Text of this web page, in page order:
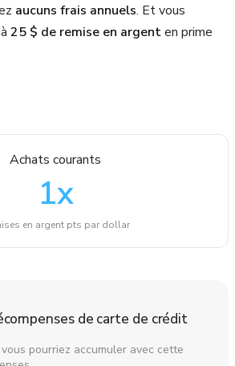
aucuns frais annuels. Et vous
25 $ de remise en argenten prime
Achats courants
1x
en argent pts par dollar
de carte de crédit
pourriez accumuler avec cette